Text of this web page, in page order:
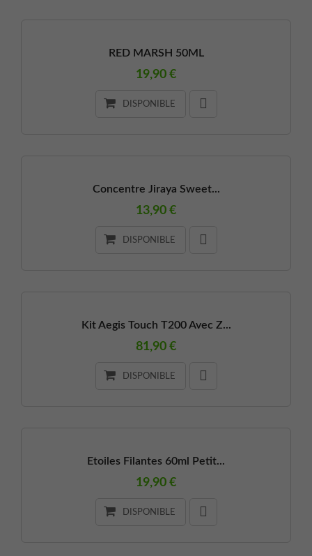
RED MARSH 50ML
19,90 €
DISPONIBLE
Concentre Jiraya Sweet...
13,90 €
DISPONIBLE
Kit Aegis Touch T200 Avec Z...
81,90 €
DISPONIBLE
Etoiles Filantes 60ml Petit...
19,90 €
DISPONIBLE